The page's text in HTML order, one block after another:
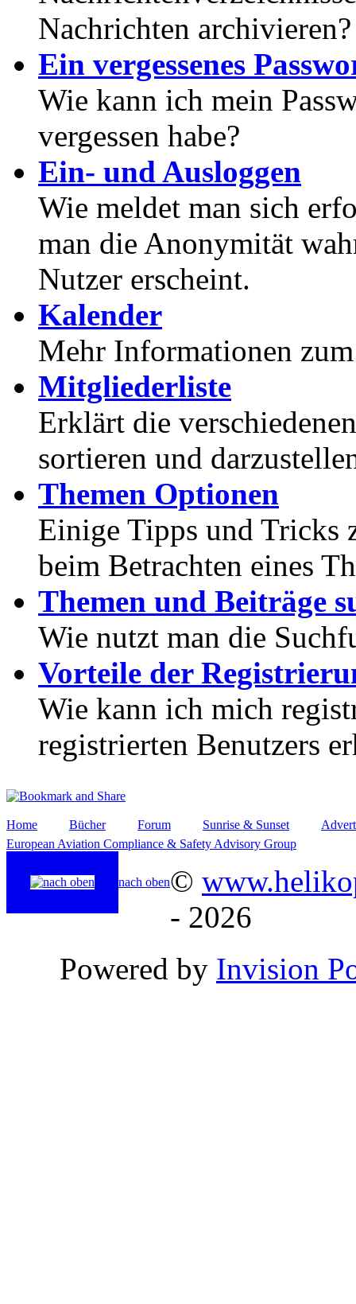
Nachrichten archivieren?
Ein vergessenes
Wie kann ich mein
vergessen habe?
Ein- und Ausloggen
Wie meldet man sich
man die Anonymität
Nutzer erscheint.
Kalender
Mehr Informationen
Mitgliederliste
Erklärt die
sortieren und
Themen Optionen
Einige Tipps und Tricks
beim Betrachten eines
Themen und Beiträge
Wie nutzt man die
Vorteile der
Wie kann ich mich
registrierten Benutzers
Home Bücher Forum Sunrise & Sunset
European Aviation Compliance & Safety Advisory Group
nach oben©
- 2026
Powered by Invision